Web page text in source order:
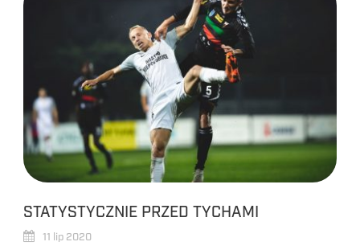
STATYSTYCZNIE PRZED TYCHAMI
11 lip 2020